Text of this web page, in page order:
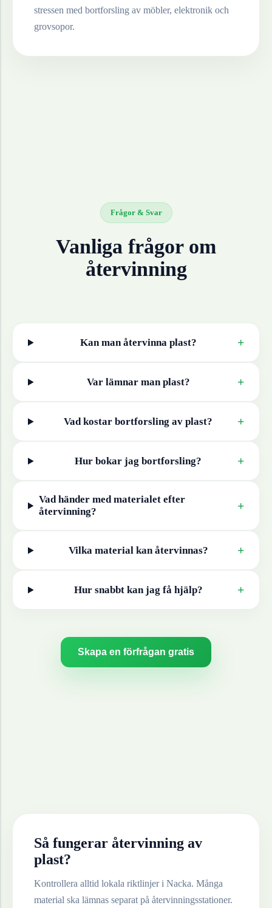
stressen med bortforsling av möbler, elektronik och
grovsopor.
Frågor & Svar
Vanliga frågor om
återvinning
Kan man återvinna plast? +
Var lämnar man plast? +
Vad kostar bortforsling av plast? +
Hur bokar jag bortforsling? +
Vad händer med materialet efter
återvinning?
+
Vilka material kan återvinnas? +
Hur snabbt kan jag få hjälp? +
Skapa en förfrågan gratis
Så fungerar återvinning av
plast?
Kontrollera alltid lokala riktlinjer i Nacka. Många
material ska lämnas separat på återvinningsstationer.